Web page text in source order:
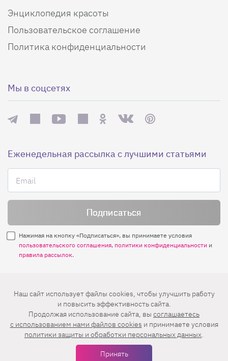
Энциклопедия красоты
Пользовательское соглашение
Политика конфиденциальности
Мы в соцсетях
Еженедельная рассылка с лучшими статьями
Нажимая на кнопку «Подписаться», вы принимаете условия
пользовательского соглашения, политики конфиденциальности и
правила рассылок.
Нашли ошибку? Выделите ее и нажмите
Ctrl+Enter
© 2026 АО «БКМ», ОГРН 1027739494584, ИНН 7705056238
127018, Москва, ул. Полковая, д. 3, стр. 4, помещение I, комн. 23
16+
Дизайн сайта —Студия Евгения и Ольги Апрель
Иконки в меню —
Наш сайт использует файлы cookies, чтобы улучшить работу
и повысить эффективность сайта.
Продолжая использование сайта, вы соглашаетесь
c использованием нами файлов cookies и принимаете условия
политики защиты и обработки персональных данных.
Принять